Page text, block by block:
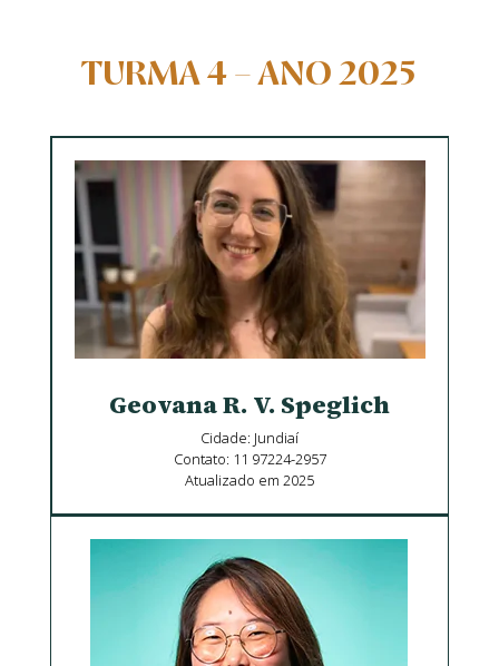
TURMA 4 – ANO 2025
Geovana R. V. Speglich
Cidade: Jundiaí
Contato: 11 97224-2957
Atualizado em 2025